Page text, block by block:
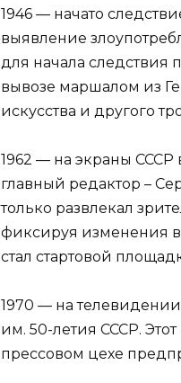
1946 — начато
выявление
для начала следствия
вывозе маршалом из
искусства и другого
1962 — на экраны
главный редактор –
только развлекал
фиксируя изменения
стал стартовой
1970 — на
им. 50-летия СССР.
прессовом цехе